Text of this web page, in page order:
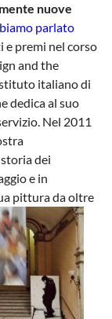
nuove
parlato
premi nel corso
and the
italiano di
dedica al suo
Nel 2011
dei
e in
pittura da oltre